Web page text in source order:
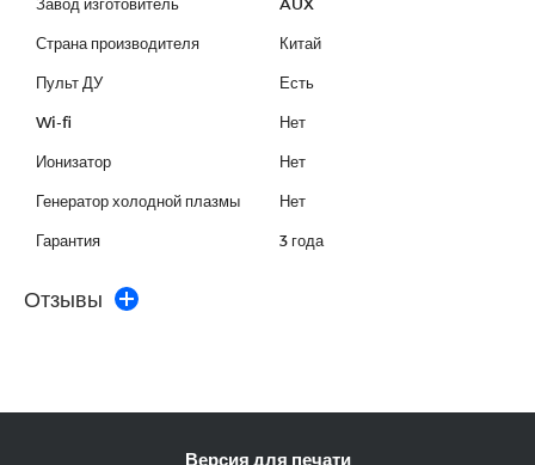
Страна производителя Китай
Пульт ДУ Есть
Wi-fi Нет
Ионизатор Нет
Генератор холодной плазмы Нет
Гарантия 3 года
Отзывы
Версия для печати